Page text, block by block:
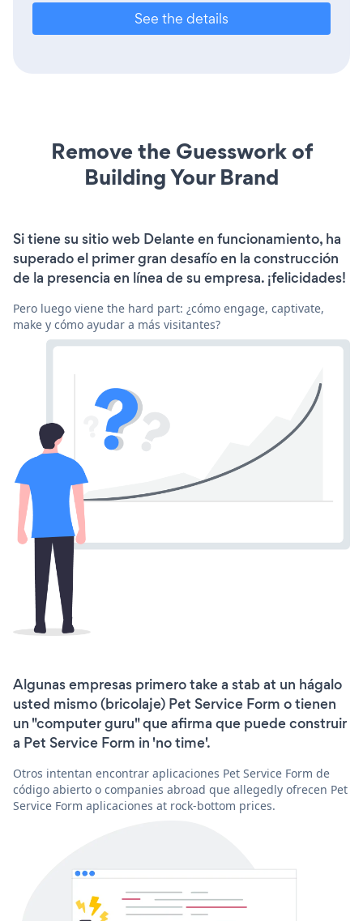
See the details
Remove the Guesswork of
Building Your Brand
Si tiene su sitio web Delante en funcionamiento, ha
superado el primer gran desafío en la construcción
de la presencia en línea de su empresa. ¡felicidades!
Pero luego viene the hard part: ¿cómo engage, captivate,
make y cómo ayudar a más visitantes?
Algunas empresas primero take a stab at un hágalo
usted mismo (bricolaje) Pet Service Form o tienen
un "computer guru" que afirma que puede construir
a Pet Service Form in 'no time'.
Otros intentan encontrar aplicaciones Pet Service Form de
código abierto o companies abroad que allegedly ofrecen Pet
Service Form aplicaciones at rock-bottom prices.